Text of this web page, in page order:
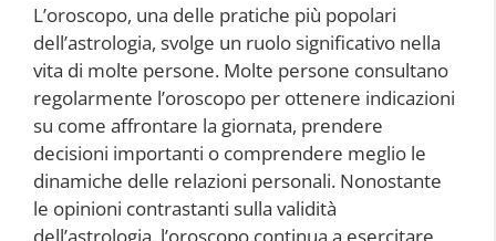
L’oroscopo, una delle pratiche più popolari
dell’astrologia, svolge un ruolo significativo nella
vita di molte persone. Molte persone consultano
regolarmente l’oroscopo per ottenere indicazioni
su come affrontare la giornata, prendere
decisioni importanti o comprendere meglio le
dinamiche delle relazioni personali. Nonostante
le opinioni contrastanti sulla validità
dell’astrologia, l’oroscopo continua a esercitare